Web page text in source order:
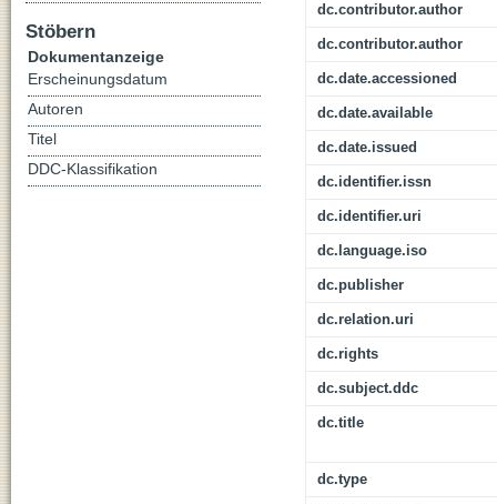
dc.contributor.author
dc.contributor.author
dc.date.accessioned
dc.date.available
dc.date.issued
dc.identifier.issn
dc.identifier.uri
dc.language.iso
dc.publisher
dc.relation.uri
dc.rights
dc.subject.ddc
dc.title
dc.type
Stöbern
Dokumentanzeige
Erscheinungsdatum
Autoren
Titel
DDC-Klassifikation